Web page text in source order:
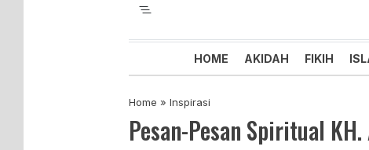
Majelis Tabligh Muhammadiyah
Syiar Dakwah Islam Berkemajuan
HOME AKIDAH FIKIH
Home » Inspirasi
Pesan-Pesan Spiritual